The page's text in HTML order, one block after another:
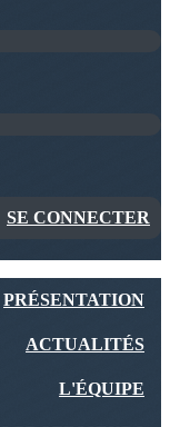
SE CONNECTER
PRÉSENTATION
ACTUALITÉS
L'ÉQUIPE